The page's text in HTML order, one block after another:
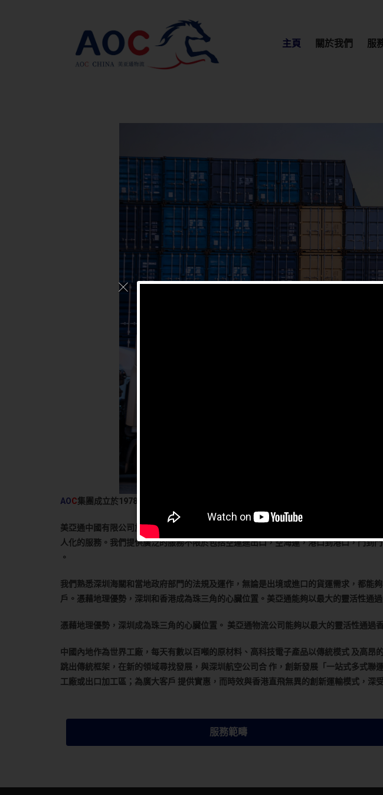
主頁 關於我們 服
AOC集團成立於1978 年，總部設在美國洛杉磯，是美國當地具有領先地位的貨運代理之
美亞通中國有限公司於2004 年在深圳成立，為華南一級貨運代理。我們努力為中國客
人化的服務。我們提供廣泛的服務不限於包括空運進出口，空海運，港口到港口，門
。
我們熟悉深圳海關和當地政府部門的法規及運作，無論是出境或進口的貨運需求，都
戶。憑藉地理優勢，深圳和香港成為珠三角的心臟位置。美亞通能夠以最大的靈活性通
憑藉地理優勢，深圳成為珠三角的心臟位置。 美亞通物流公司能夠以最大的靈活性通過
中國內地作為世界工廠，每天有數以百噸的原材料、高科技電子產品以傳統模式 及高
跳出傳統框架，在新的領域尋找發展，與深圳航空公司合 作，創新發展「一站式多式
工廠或出口加工區；為廣大客戶 提供實惠，而時效與香港直飛無異的創新運輸模式，深
服務範疇